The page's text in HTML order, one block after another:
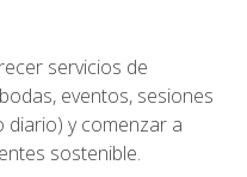
servicios de
eventos, sesiones
y comenzar a
sostenible.